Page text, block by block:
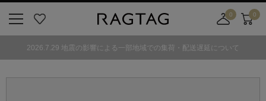
気
0
舗
0
2026.7.29 地震の影響による一部地域での集荷・配送遅延について